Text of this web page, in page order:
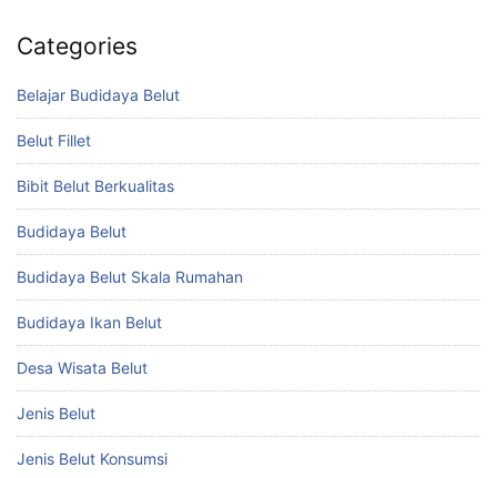
Categories
Belajar Budidaya Belut
Belut Fillet
Bibit Belut Berkualitas
Budidaya Belut
Budidaya Belut Skala Rumahan
Budidaya Ikan Belut
Desa Wisata Belut
Jenis Belut
Jenis Belut Konsumsi